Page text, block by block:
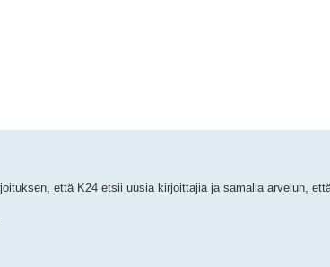
että K24 etsii uusia kirjoittajia ja samalla arvelun,